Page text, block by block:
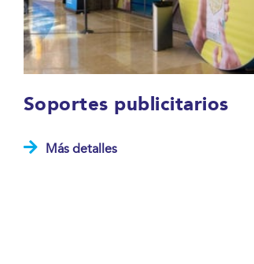
Soportes publicitarios
Más detalles